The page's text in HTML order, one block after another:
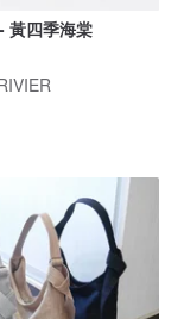
黃四季海棠